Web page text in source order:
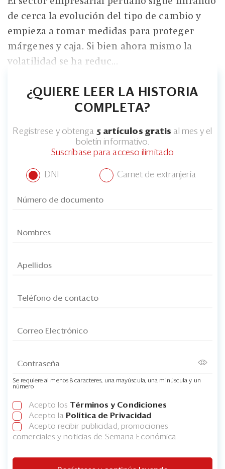
de cerca la evolución del tipo de cambio y
empieza a tomar medidas para proteger
márgenes y caja. Si bien ahora mismo la
volatilidad se ha reduc...
¿QUIERE LEER LA HISTORIA
COMPLETA?
Regístrese y obtenga 5 artículos gratis al mes y el
boletín informativo.
Suscríbase para acceso ilimitado
DNI Carnet de extranjería
Se requiere al menos 8 caracteres, una mayúscula, una minúscula y un
número
Acepto los Términos y Condiciones
Acepto la Política de Privacidad
Acepto recibir publicidad, promociones
comerciales y noticias de Semana Económica